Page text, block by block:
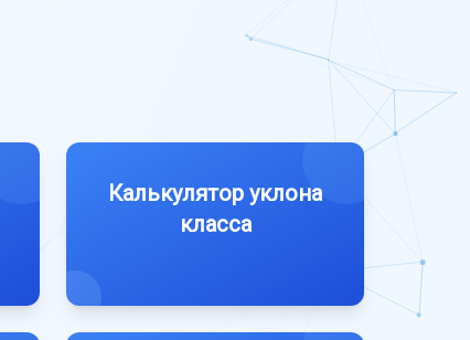
Калькулятор уклона
класса